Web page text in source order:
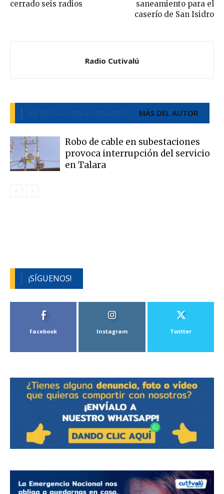
cerrado seis radios
saneamiento para el
caserío de San Isidro
Radio Cutivalú
ARTÍCULOS RELACIONADOS MÁS DEL AUTOR
Robo de cable en subestaciones
provoca interrupción del servicio
en Talara
¡SÍGUENOS!